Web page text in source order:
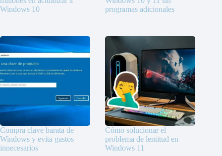
Windows 10
programas adicionales
Compra clave barata de
Windows y evita gastos
innecesarios
Cómo solucionar el
problema de lentitud en
Windows 11